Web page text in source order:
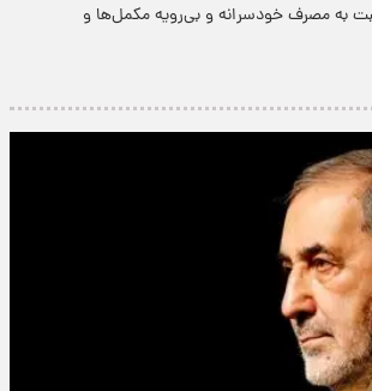
مصرف خودسرانه و بی‌رویه مکمل‌ها و